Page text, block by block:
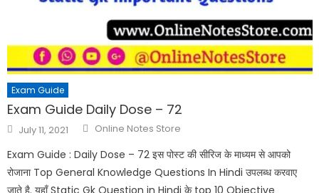
Exam Guide
Exam Guide Daily Dose – 72
July 11, 2021 Online Notes Store
Exam Guide : Daily Dose – 72 इस पोस्ट की सीरिज के माध्यम से आपको
रोजाना Top General Knowledge Questions In Hindi उपलब्ध करवाए
जाते है. यहाँ Static Gk Question in Hindi के top 10 Objective